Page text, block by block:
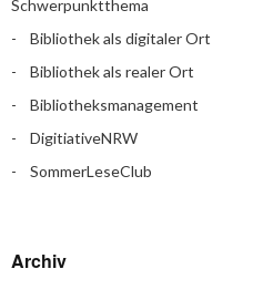
Schwerpunktthema
Bibliothek als digitaler Ort
Bibliothek als realer Ort
Bibliotheksmanagement
DigitiativeNRW
SommerLeseClub
Archiv